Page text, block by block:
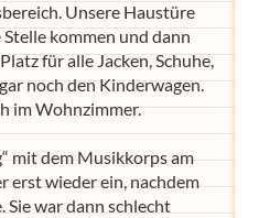
Unsere Haustüre
kommen und dann
für alle Jacken, Schuhe,
noch den Kinderwagen.
im Wohnzimmer.
mit dem Musikkorps am
erst wieder ein, nachdem
Sie war dann schlecht